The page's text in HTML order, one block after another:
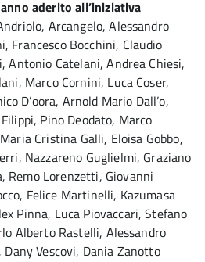
aderito all’iniziativa
Arcangelo, Alessandro
Francesco Bocchini, Claudio
Antonio Catelani, Andrea Chiesi,
Marco Cornini, Luca Coser,
D’oora, Arnold Mario Dall’o,
Pino Deodato, Marco
Cristina Galli, Eloisa Gobbo,
Nazzareno Guglielmi, Graziano
Remo Lorenzetti, Giovanni
Felice Martinelli, Kazumasa
Pinna, Luca Piovaccari, Stefano
Alberto Rastelli, Alessandro
Vescovi, Dania Zanotto